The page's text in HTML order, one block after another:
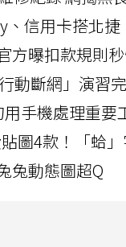
、信用卡搭北
方曝扣款規則
動斷網」演習
手機處理重要
圖4款！「蛤
兔動態圖超Q